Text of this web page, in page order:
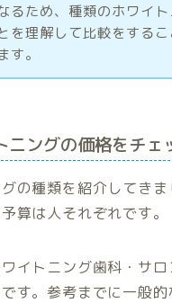
るため、種類のホワイト
を理解して比較をするこ
す。
ニングの価格をチェ
の種類を紹介してきま
算は人それぞれです。
イトニング歯科・サロ
す。参考までに一般